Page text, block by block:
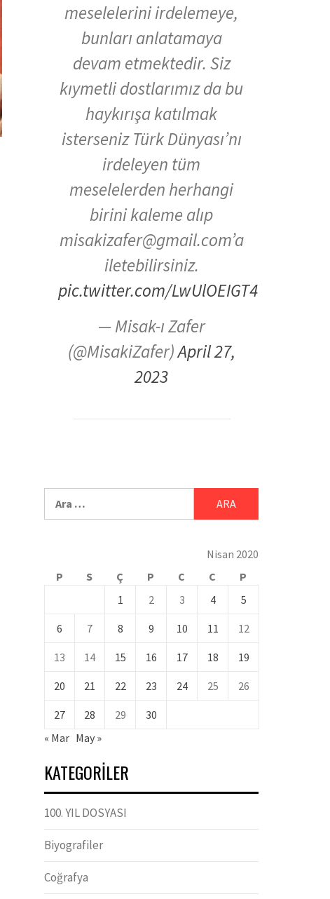
meselelerini irdelemeye,
bunları anlatamaya
devam etmektedir. Siz
kıymetli dostlarımız da bu
haykırışa katılmak
isterseniz Türk Dünyası’nı
irdeleyen tüm
meselelerden herhangi
birini kaleme alıp
misakizafer@gmail.com’a
iletebilirsiniz.
pic.twitter.com/LwUlOEIGT4
— Misak-ı Zafer
(@MisakiZafer)April 27,
2023
Nisan 2020
P
S Ç P C C
P
1
2 3 4 5
6 7 8 9 10 11 12
13 14 15 16 17 18 19
20 21 22 23 24 25 26
27 28 29
30
« Mar May »
KATEGORILER
100. YIL DOSYASI
Biyografiler
Coğrafya